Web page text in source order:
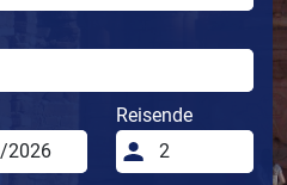
Reisende